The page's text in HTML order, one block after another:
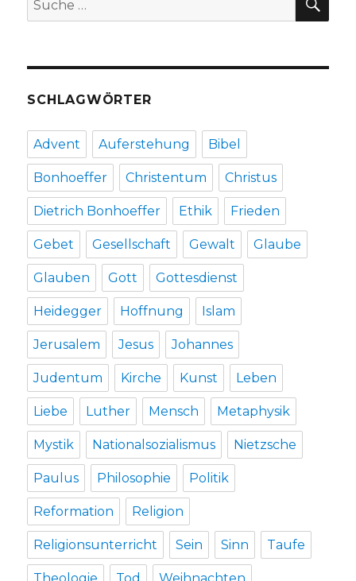
Glaubenssätze
Christus
Wilhelm
hrsg.
Christoph
Werl
nach:
SCHLAGWÖRTER
Advent Auferstehung Bibel
Bonhoeffer Christentum Christus
Dietrich Bonhoeffer Ethik Frieden
Gebet Gesellschaft Gewalt Glaube
Glauben Gott Gottesdienst
Heidegger Hoffnung Islam
Jerusalem Jesus Johannes
Judentum Kirche Kunst Leben
Liebe Luther Mensch Metaphysik
Mystik Nationalsozialismus Nietzsche
Paulus Philosophie Politik
Reformation Religion
Religionsunterricht Sein Sinn Taufe